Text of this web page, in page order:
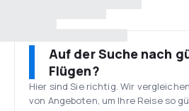
Auf der Suche nach
Flügen?
Hier sind Sie richtig. Wir
von Angeboten, um Ihre Reise so